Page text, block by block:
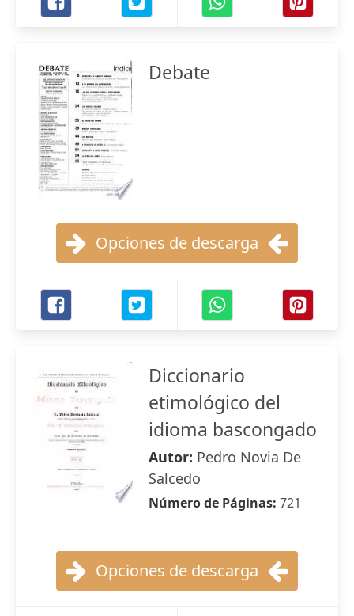
Debate
Opciones de descarga
Diccionario
etimológico del
idioma bascongado
Autor: Pedro Novia De
Salcedo
Número de Páginas: 721
Opciones de descarga